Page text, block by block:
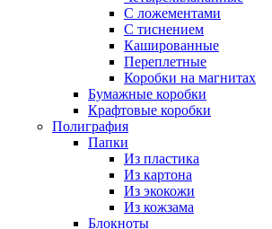
С ложементами
С тиснением
Кашированные
Переплетные
Коробки на магнитах
Бумажные коробки
Крафтовые коробки
Полиграфия
Папки
Из пластика
Из картона
Из экокожи
Из кожзама
Блокноты